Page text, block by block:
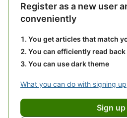
Register as a new user
conveniently
You get articles that match
You can efficiently read
You can use dark theme
What you can do with signing up
Sign up